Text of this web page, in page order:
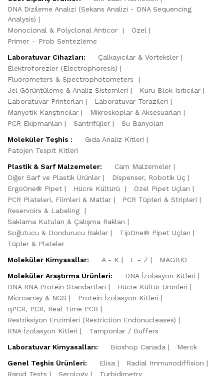
DNA Dizileme Analizi (Sekans Analizi - DNA Sequencing
Analysis)
Monoclonal & Polyclonal Anticor
Özel
Primer – Prob Sentezleme
Laboratuvar Cihazları:
Çalkayıcılar & Vorteksler
Elektroforezler (Electrophoresis)
Fluorometers & Spectrophotometers
Jel Görüntüleme & Analiz Sistemleri
Kuru Blok Isıtıcılar
Laboratuvar Printerları
Laboratuvar Terazileri
Manyetik Karıştırıcılar
Mikroskoplar & Aksesuarları
PCR Ekipmanları
Santrifüjler
Su Banyoları
Moleküler Teşhis :
Gıda Analiz Kitleri
Patojen Tespit Kitleri
Plastik & Sarf Malzemeler:
Cam Malzemeler
Diğer Sarf ve Plastik Ürünler
Dispenser, Robotik Uç
ErgoOne® Pipet
Hücre Kültürü
Özel Pipet Uçları
PCR Plateleri, Filmleri & Matlar
PCR Tüpleri & Stripleri
Reservoirs & Labeling
Saklama Kutuları & Çalışma Rakları
Soğutucu & Dondurucu Raklar
TipOne® Pipet Uçları
Tüpler & Plateler
Moleküler Kimyasallar:
A - K L - Z
MAGBIO
Moleküler Araştırma Ürünleri:
DNA İzolasyon Kitleri
DNA RNA Protein Standartları
Hücre Kültür Ürünleri
Microarray & NGS
Protein İzolasyon Kitleri
qPCR, PCR, Real Time PCR
Restriksiyon Enzimleri (Restriction Endonucleases)
RNA İzolasyon Kitleri
Tamponlar / Buffers
Laboratuvar Kimyasalları:
Bioshop Canada
Merck
Genel Teşhis Ürünleri:
Elisa
Radial Immunodiffision
Rapid Tests
Serology Turbidimetry